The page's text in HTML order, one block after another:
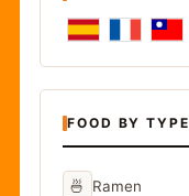
FOOD BY TYPE
🍜 Ramen